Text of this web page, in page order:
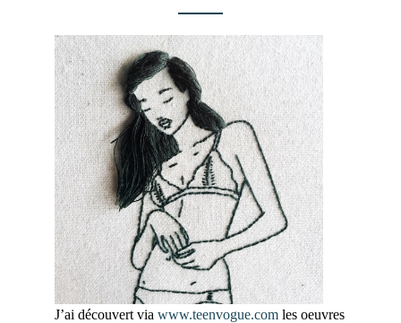
J’ai découvert via www.teenvogue.comles oeuvres